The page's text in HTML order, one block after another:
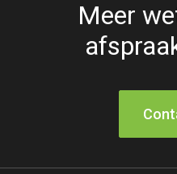
Meer